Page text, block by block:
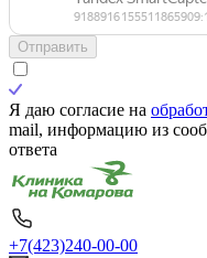
Отправить
Я даю согласие на
mail, информацию из
ответа
+7(423)240-00-00